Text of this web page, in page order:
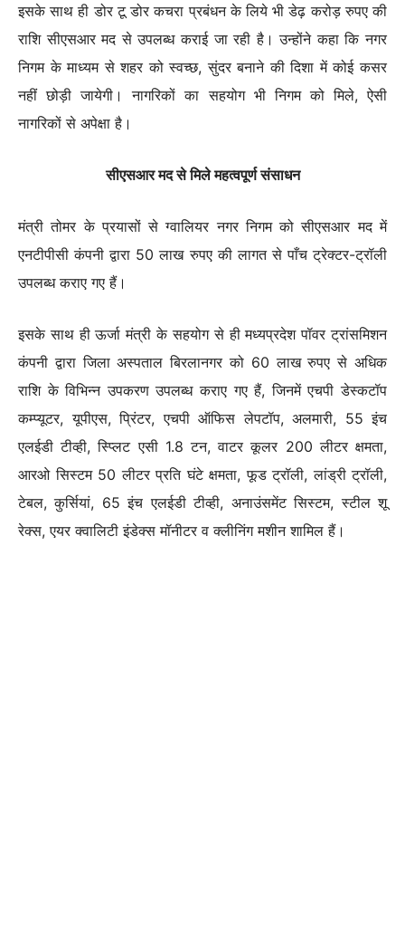
इसके साथ ही डोर टू डोर कचरा प्रबंधन के लिये भी डेढ़ करोड़ रुपए की
राशि सीएसआर मद से उपलब्ध कराई जा रही है। उन्होंने कहा कि नगर
निगम के माध्यम से शहर को स्वच्छ, सुंदर बनाने की दिशा में कोई कसर
नहीं छोड़ी जायेगी। नागरिकों का सहयोग भी निगम को मिले, ऐसी
नागरिकों से अपेक्षा है।
सीएसआर मद से मिले महत्वपूर्ण संसाधन
मंत्री तोमर के प्रयासों से ग्वालियर नगर निगम को सीएसआर मद में
एनटीपीसी कंपनी द्वारा 50 लाख रुपए की लागत से पाँच ट्रेक्टर-ट्रॉली
उपलब्ध कराए गए हैं।
इसके साथ ही ऊर्जा मंत्री के सहयोग से ही मध्यप्रदेश पॉवर ट्रांसमिशन
कंपनी द्वारा जिला अस्पताल बिरलानगर को 60 लाख रुपए से अधिक
राशि के विभिन्न उपकरण उपलब्ध कराए गए हैं, जिनमें एचपी डेस्कटॉप
कम्प्यूटर, यूपीएस, प्रिंटर, एचपी ऑफिस लेपटॉप, अलमारी, 55 इंच
एलईडी टीव्ही, स्प्लिट एसी 1.8 टन, वाटर कूलर 200 लीटर क्षमता,
आरओ सिस्टम 50 लीटर प्रति घंटे क्षमता, फूड ट्रॉली, लांड्री ट्रॉली,
टेबल, कुर्सियां, 65 इंच एलईडी टीव्ही, अनाउंसमेंट सिस्टम, स्टील शू
रेक्स, एयर क्वालिटी इंडेक्स मॉनीटर व क्लीनिंग मशीन शामिल हैं।